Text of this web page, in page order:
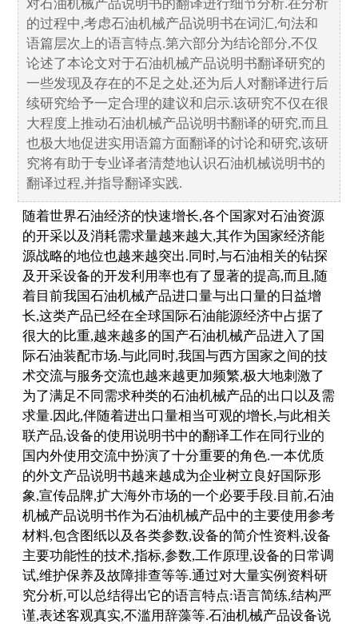
对石油机械产品说明书的翻译进行细节分析.在分析
的过程中,考虑石油机械产品说明书在词汇,句法和
语篇层次上的语言特点.第六部分为结论部分,不仅
论述了本论文对于石油机械产品说明书翻译研究的
一些发现及存在的不足之处,还为后人对翻译进行后
续研究给予一定合理的建议和启示.该研究不仅在很
大程度上推动石油机械产品说明书翻译的研究,而且
也极大地促进实用语篇方面翻译的讨论和研究,该研
究将有助于专业译者清楚地认识石油机械说明书的
翻译过程,并指导翻译实践.
随着世界石油经济的快速增长,各个国家对石油资源
的开采以及消耗需求量越来越大,其作为国家经济能
源战略的地位也越来越突出.同时,与石油相关的钻探
及开采设备的开发利用率也有了显著的提高,而且,随
着目前我国石油机械产品进口量与出口量的日益增
长,这类产品已经在全球国际石油能源经济中占据了
很大的比重,越来越多的国产石油机械产品进入了国
际石油装配市场.与此同时,我国与西方国家之间的技
术交流与服务交流也越来越更加频繁,极大地刺激了
为了满足不同需求种类的石油机械产品的出口以及需
求量.因此,伴随着进出口量相当可观的增长,与此相关
联产品,设备的使用说明书中的翻译工作在同行业的
国内外使用交流中扮演了十分重要的角色.一本优质
的外文产品说明书越来越成为企业树立良好国际形
象,宣传品牌,扩大海外市场的一个必要手段.目前,石油
机械产品说明书作为石油机械产品中的主要使用参考
材料,包含图纸以及各类参数,设备的简介性资料,设备
主要功能性的技术,指标,参数,工作原理,设备的日常调
试,维护保养及故障排查等等.通过对大量实例资料研
究分析,可以总结得出它的语言特点:语言简练,结构严
谨,表述客观真实,不滥用辞藻等.石油机械产品设备说